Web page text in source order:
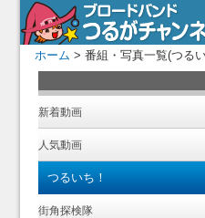
ホーム > 番組・写真一覧(つる
新着動画
人気動画
つるいち！
街角探検隊